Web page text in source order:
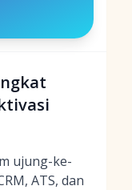
ujung-ke-
ATS, dan